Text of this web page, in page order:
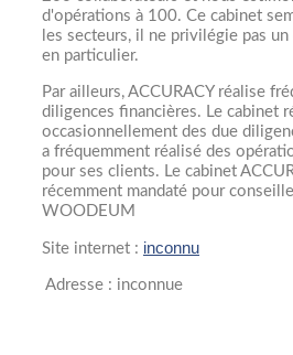
d'opérations à 100. Ce cabinet
les secteurs, il ne privilégie pas
en particulier.
Par ailleurs, ACCURACY réalise
diligences financières. Le cabinet
occasionnellement des due
a fréquemment réalisé des
pour ses clients. Le cabinet
récemment mandaté pour
WOODEUM
Site internet : inconnu
Adresse : inconnue